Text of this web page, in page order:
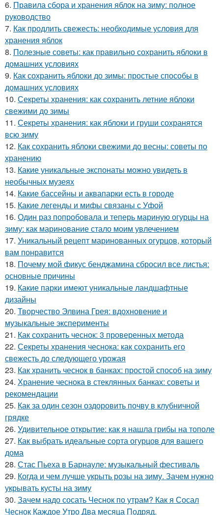
6. Правила сбора и хранения яблок на зиму: полное
руководство
7. Как продлить свежесть: необходимые условия для
хранения яблок
8. Полезные советы: как правильно сохранить яблоки в
домашних условиях
9. Как сохранить яблоки до зимы: простые способы в
домашних условиях
10. Секреты хранения: как сохранить летние яблоки
свежими до зимы
11. Секреты хранения: как яблоки и груши сохранятся
всю зиму
12. Как сохранить яблоки свежими до весны: советы по
хранению
13. Какие уникальные экспонаты можно увидеть в
необычных музеях
14. Какие бассейны и аквапарки есть в городе
15. Какие легенды и мифы связаны с Уфой
16. Один раз попробовала и теперь мариную огурцы на
зиму: как маринование стало моим увлечением
17. Уникальный рецепт маринованных огурцов, который
вам понравится
18. Почему мой фикус бенджамина сбросил все листья:
основные причины
19. Какие парки имеют уникальные ландшафтные
дизайны
20. Творчество Элвина Грея: вдохновение и
музыкальные эксперименты
21. Как сохранить чеснок: 3 проверенных метода
22. Секреты хранения чеснока: как сохранить его
свежесть до следующего урожая
23. Как хранить чеснок в банках: простой способ на зиму
24. Хранение чеснока в стеклянных банках: советы и
рекомендации
25. Как за один сезон оздоровить почву в клубничной
грядке
26. Удивительное открытие: как я нашла грибы на тополе
27. Как выбрать идеальные сорта огурцов для вашего
дома
28. Стас Пьеха в Барнауле: музыкальный фестиваль
29. Когда и чем лучше укрыть розы на зиму. Зачем нужно
укрывать кусты на зиму
30. Зачем надо сосать Чеснок по утрам? Как я Сосал
Чеснок Каждое Утро Два месяца Подряд.